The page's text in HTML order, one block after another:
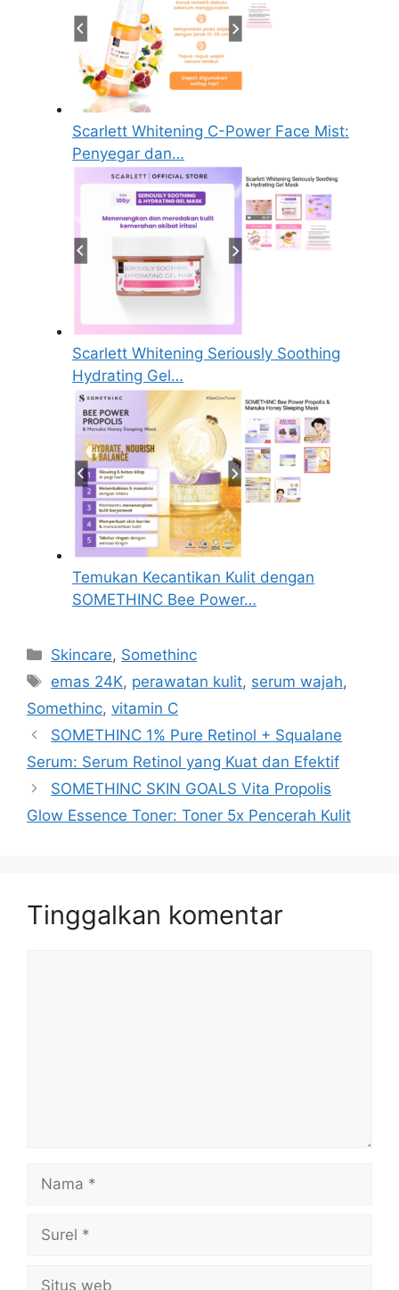
Scarlett Whitening C-Power Face Mist:
Penyegar dan…
Scarlett Whitening Seriously Soothing
Hydrating Gel…
Temukan Kecantikan Kulit dengan
SOMETHINC Bee Power…
Kategori
Skincare, Somethinc
Tag
emas 24K, perawatan kulit, serum wajah,
Somethinc, vitamin C
SOMETHINC 1% Pure Retinol + Squalane
Serum: Serum Retinol yang Kuat dan Efektif
SOMETHINC SKIN GOALS Vita Propolis
Glow Essence Toner: Toner 5x Pencerah Kulit
Tinggalkan komentar
Nama
Surel
Situs